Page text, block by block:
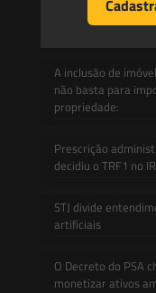
Mudanças
Plano Clima 2026
A inclusão de
não basta para
propriedade:
Prescrição
decidiu o TRF1 no
STJ divide
artificiais
O Decreto do PSA
monetizar ativos